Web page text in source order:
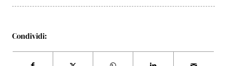
Condividi: